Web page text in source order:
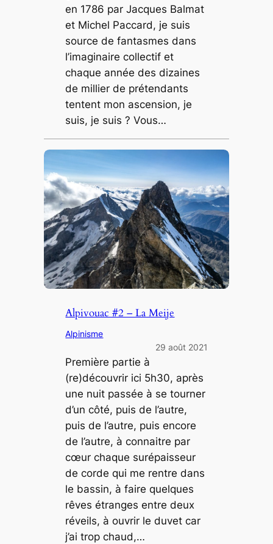
en 1786 par Jacques Balmat
et Michel Paccard, je suis
source de fantasmes dans
l’imaginaire collectif et
chaque année des dizaines
de millier de prétendants
tentent mon ascension, je
suis, je suis ? Vous…
Alpivouac #2 – La Meije
Alpinisme
29 août 2021
Première partie à
(re)découvrir ici 5h30, après
une nuit passée à se tourner
d’un côté, puis de l’autre,
puis de l’autre, puis encore
de l’autre, à connaitre par
cœur chaque surépaisseur
de corde qui me rentre dans
le bassin, à faire quelques
rêves étranges entre deux
réveils, à ouvrir le duvet car
j’ai trop chaud,…